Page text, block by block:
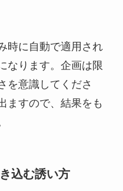
時に自動で適用され
なります。企画は限
を意識してくださ
ますので、結果をも
込む誘い方